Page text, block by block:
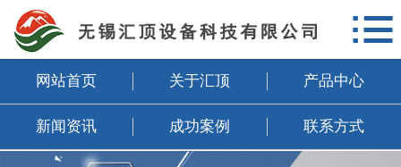
网站首页
新闻资讯

网站首页 关于汇顶 产品中心
新闻资讯 成功案例 联系方式